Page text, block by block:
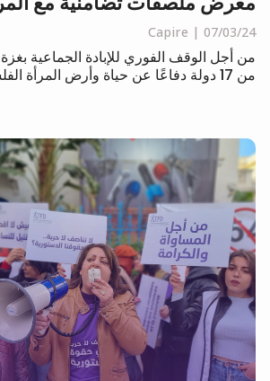
07/03/24
Capire
من 17 دولة دفاعًا عن حياة وأرض المرأة الفلسطينية.